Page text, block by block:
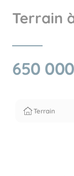
Terrain
650
Terrain